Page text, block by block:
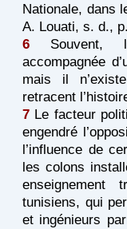
Nationale, dans
A. Louati, s. d.,
6Souvent,
accompagnée
mais il
retracent
7Le facteur
engendré
l’influence de
les colons
tunisiens, qui
et ingénieurs